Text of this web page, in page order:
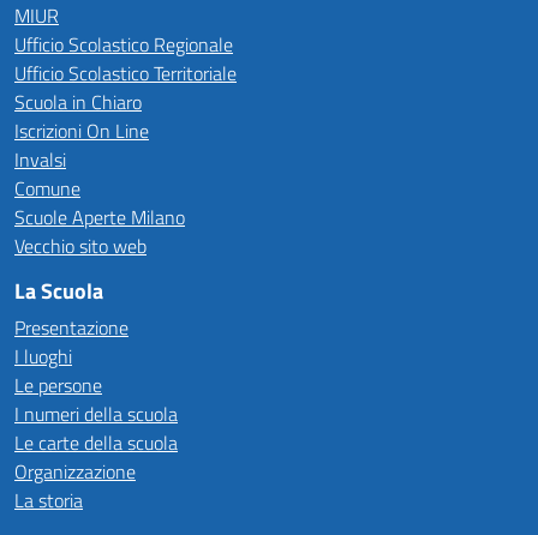
MIUR
Ufficio Scolastico Regionale
Ufficio Scolastico Territoriale
Scuola in Chiaro
Iscrizioni On Line
Invalsi
Comune
Scuole Aperte Milano
Vecchio sito web
La Scuola
Presentazione
I luoghi
Le persone
I numeri della scuola
Le carte della scuola
Organizzazione
La storia